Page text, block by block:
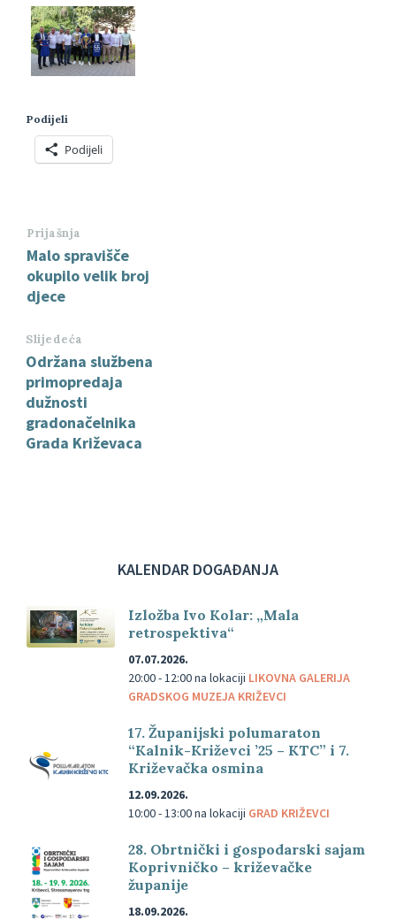
Podijeli
Podijeli
Prijašnja
Malo spravišče
okupilo velik broj
djece
Slijedeća
Održana službena
primopredaja
dužnosti
gradonačelnika
Grada Križevaca
KALENDAR DOGAĐANJA
Izložba Ivo Kolar: „Mala
retrospektiva“
07.07.2026.
20:00 - 12:00na lokaciji LIKOVNA GALERIJA
GRADSKOG MUZEJA KRIŽEVCI
17. Županijski polumaraton
“Kalnik-Križevci ’25 – KTC” i 7.
Križevačka osmina
12.09.2026.
10:00 - 13:00na lokaciji GRAD KRIŽEVCI
28. Obrtnički i gospodarski sajam
Koprivničko – križevačke
županije
18.09.2026.